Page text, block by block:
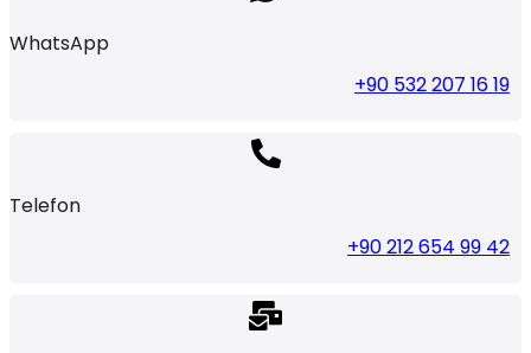
WhatsApp
+90 532 207 16 19
Telefon
+90 212 654 99 42